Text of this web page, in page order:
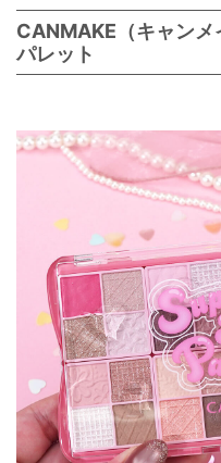
CANMAKE（キャンメ
パレット